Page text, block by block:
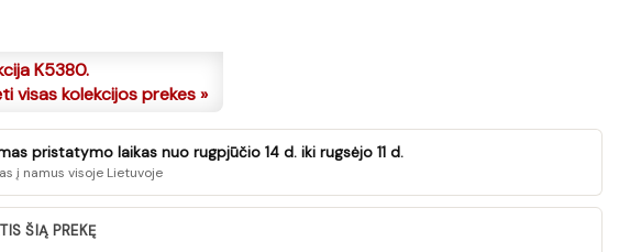
K5380.
visas kolekcijos prekes »
pristatymo laikas nuo rugpjūčio 14 d. iki rugsėjo 11 d.
į namus visoje Lietuvoje
ŠIĄ PREKĘ